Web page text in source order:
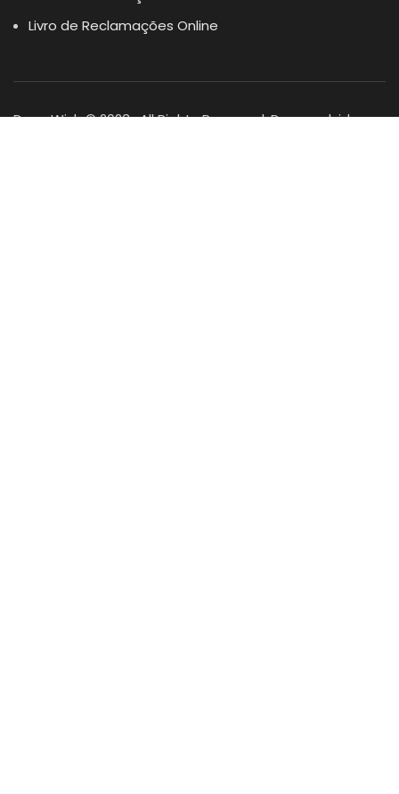
Livro de Reclamações Online
Dogs Wish © 2023 . All Rights Reserved. Desenvolvido por